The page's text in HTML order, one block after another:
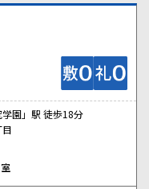
園」駅 徒歩18分